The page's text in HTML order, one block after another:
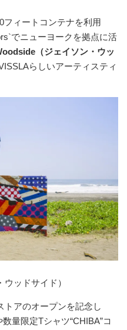
フィートコンテナを利用
でニューヨークを拠点に活
（ジェイソン・ウッ
らしいアーティスティ
ッドサイド）
トアのオープンを記念し
量限定Tシャツ“CHIBA”コ